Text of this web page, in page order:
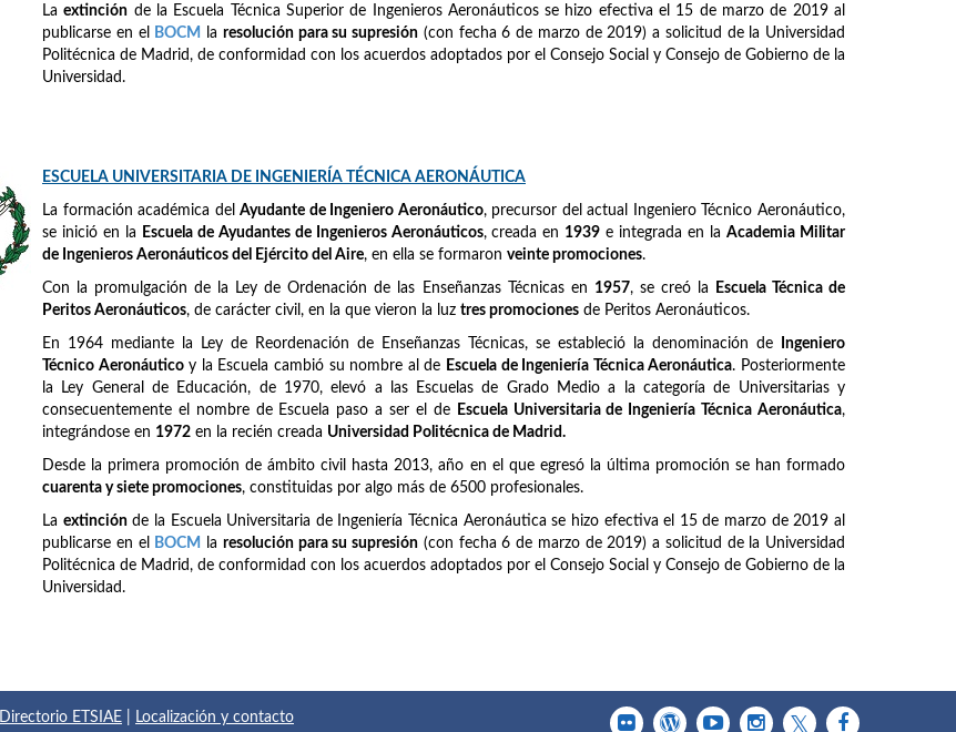
Laextinción de la Escuela Técnica Superior de Ingenieros Aeronáuticos se hizo efectiva el 15 de marzo de 2019 al
publicarse en el
BOCM la resolución para su supresión (con fecha 6 de marzo de 2019) a solicitud de la Universidad
Politécnica de Madrid, de conformidad con los acuerdos adoptados por el Consejo Social y Consejo de Gobierno de la
Universidad.
ESCUELA UNIVERSITARIA DE INGENIERÍA TÉCNICA AERONÁUTICA
La formación académica delAyudante de Ingeniero Aeronáutico, precursor del actual Ingeniero Técnico Aeronáutico,
se inició en la
Escuela de Ayudantes de Ingenieros Aeronáuticos, creada en 1939 e integrada en laAcademia Militar
de Ingenieros Aeronáuticos del Ejército del Aire, en ella se formaron veinte promociones.
Con la promulgación de la Ley de Ordenación de las Enseñanzas Técnicas en 1957, se creó la
Escuela Técnica de
Peritos Aeronáuticos, de carácter civil, en la que vieron la luz tres promociones de Peritos Aeronáuticos.
En 1964 mediante la Ley de Reordenación de Enseñanzas Técnicas, se estableció la denominación de
Ingeniero
Técnico Aeronáuticoy la Escuela cambió su nombre al de Escuela de Ingeniería Técnica Aeronáutica. Posteriormente
la Ley General de Educación, de 1970, elevó a las Escuelas de Grado Medio a la categoría de Universitarias y
consecuentemente el nombre de Escuela paso a ser el de
Escuela Universitaria de Ingeniería Técnica Aeronáutica,
integrándose en 1972 en la recién creada Universidad Politécnica de Madrid.
Desde la primera promoción de ámbito civil hasta 2013, año en el que egresó la última promoción se han formado
cuarenta y siete promociones, constituidas por algo más de 6500 profesionales.
La extinciónde la Escuela Universitaria de Ingeniería Técnica Aeronáutica se hizo efectiva el 15 de marzo de 2019 al
publicarse en el
BOCM la resolución para su supresión (con fecha 6 de marzo de 2019) a solicitud de la Universidad
Politécnica de Madrid, de conformidad con los acuerdos adoptados por el Consejo Social y Consejo de Gobierno de la
Universidad.
Directorio ETSIAE Localización y contacto